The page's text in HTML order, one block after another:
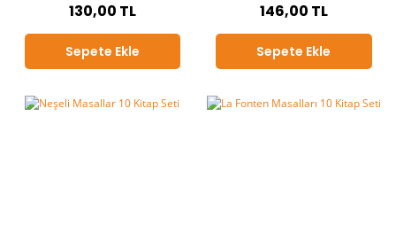
130,00 TL
Sepete Ekle
146,00 TL
Sepete Ekle